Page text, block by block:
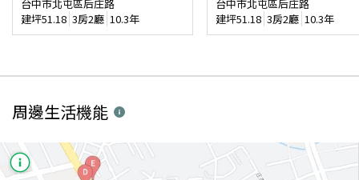
台中市北屯區后庄路
建坪51.18 3房2廳 10.3年
台中市北屯區后庄路
建坪51.18 3房2廳 10.3年
周邊生活機能